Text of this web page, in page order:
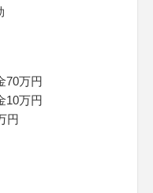
70万円
10万円
円